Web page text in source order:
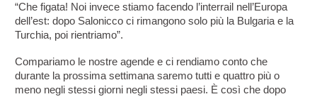
“Che figata! Noi invece stiamo facendo l’interrail nell’Europa
dell’est: dopo Salonicco ci rimangono solo più la Bulgaria e la
Turchia, poi rientriamo”.
Compariamo le nostre agende e ci rendiamo conto che
durante la prossima settimana saremo tutti e quattro più o
meno negli stessi giorni negli stessi paesi. È così che dopo